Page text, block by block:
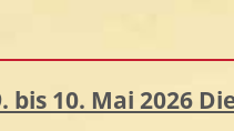
bis 10. Mai 2026